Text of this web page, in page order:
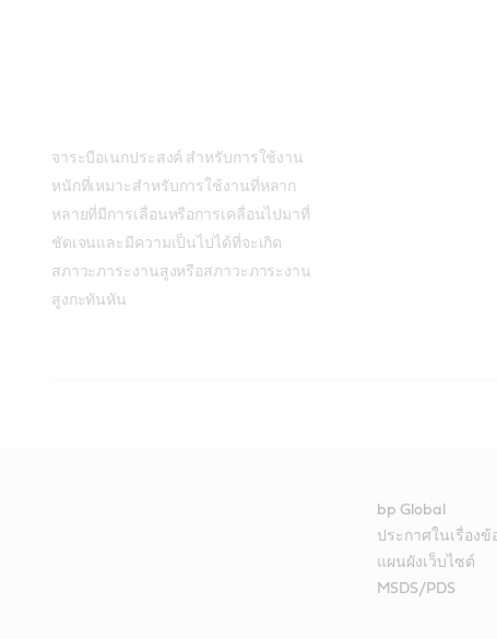
จาระบีอเนกประสงค์ สำหรับการใช้งาน
หนักที่เหมาะสำหรับการใช้งานที่หลาก
หลายที่มีการเลื่อนหรือการเคลื่อนไปมาที่
ชัดเจนและมีความเป็นไปได้ที่จะเกิด
สภาวะภาระงานสูงหรือสภาวะภาระงาน
สูงกะทันหัน
ขนาดบรรจุ
18 ลิตร
ที่มีความดันสูง (EP) และการป้องกันการกัดกร่อนและสารยับยั้งการ
ความแข็งแรงสำหรับภาระงานระดับปานกลางถึงงานหนัก
สำหรับงานหนักในรถตัก และอุปกรณ์การขุดและก่อสร้างอื่น ๆ
bp Global
ประกาศในเรื่องข้
แผนผังเว็บไซต์
MSDS/PDS